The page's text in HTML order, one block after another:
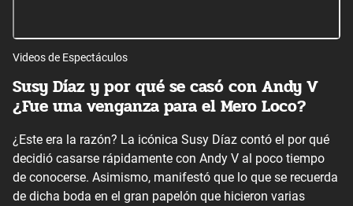
Videos de Espectáculos
Susy Díaz y por qué se casó con Andy V
¿Fue una venganza para el Mero Loco?
¿Este era la razón? La icónica Susy Díaz contó el por qué
decidió casarse rápidamente con Andy V al poco tiempo
de conocerse. Asimismo, manifestó que lo que se recuerda
de dicha boda en el gran papelón que hicieron varias